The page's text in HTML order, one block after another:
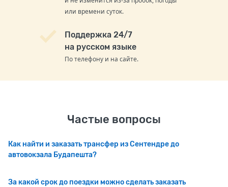
или времени суток.
Поддержка 24/7
на русском языке
По телефону и на сайте.
Частые вопросы
Как найти и заказать трансфер из Сентендре до
автовокзала Будапешта?
За какой срок до поездки можно сделать заказать